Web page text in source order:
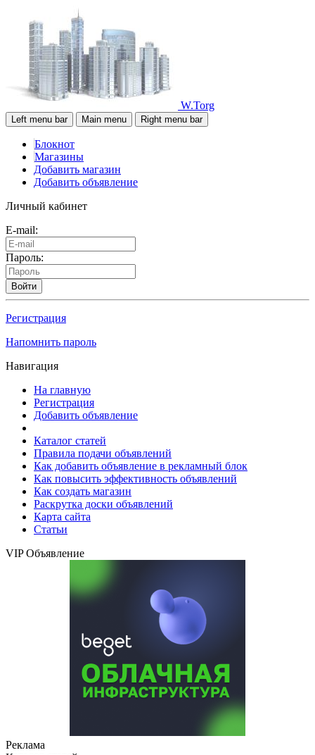
W.Torg
Left menu bar Main menu Right menu bar
Блокнот
Магазины
Добавить магазин
Добавить объявление
Личный кабинет
E-mail:
Пароль:
Войти
Регистрация
Напомнить пароль
Навигация
На главную
Регистрация
Добавить объявление
Каталог статей
Правила подачи объявлений
Как добавить объявление в рекламный блок
Как повысить эффективность объявлений
Как создать магазин
Раскрутка доски объявлений
Карта сайта
Статьи
VIP Объявление
Реклама